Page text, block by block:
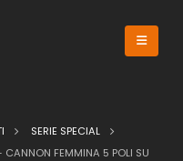
SERIE SPECIAL
FEMMINA 5 POLI SU